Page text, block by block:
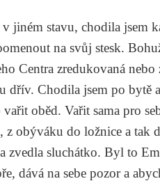
v jiném stavu, chodila jsem
na svůj stesk.
Centra zredukovaná
dřív. Chodila jsem po bytě
oběd. Vařit sama pro
z obýváku do ložnice a tak
zvedla sluchátko. Byl to
dává na sebe pozor a